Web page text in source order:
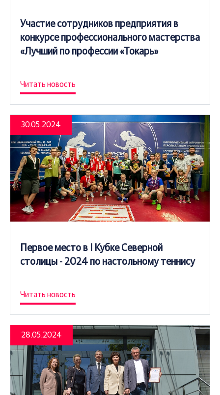
Участие сотрудников предприятия в
конкурсе профессионального мастерства
«Лучший по профессии «Токарь»
Читать новость
30.05.2024
Первое место в I Кубке Северной
столицы - 2024 по настольному теннису
Читать новость
28.05.2024